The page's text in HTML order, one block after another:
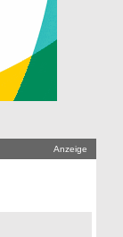
Anzeige